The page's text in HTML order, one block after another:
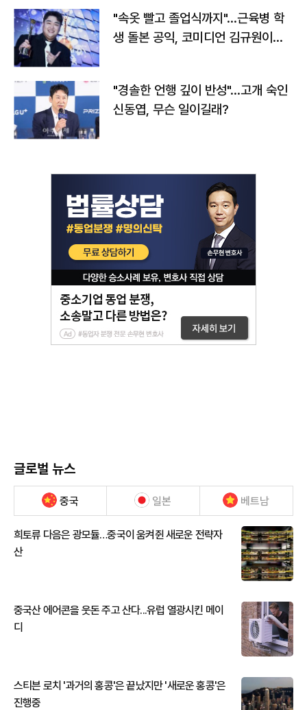
"속옷 빨고 졸업식까지"…근육병 학
생 돌본 공익, 코미디언 김규원이었
"경솔한 언행 깊이 반성"…고개 숙인
신동엽, 무슨 일이길래?
글로벌 뉴스
중국 일본 베트남
희토류 다음은 광모듈…중국이 움켜쥔 새로운 전략자
산
중국산 에어콘을 웃돈 주고 산다...유럽 열광시킨 메이
디
스티븐 로치 '과거의 홍콩'은 끝났지만 '새로운 홍콩'은
진행중